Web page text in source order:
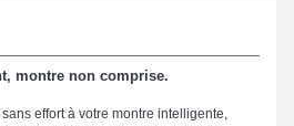
montre non comprise.
effort à votre montre intelligente,